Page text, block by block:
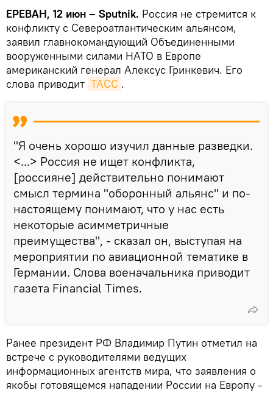
ЕРЕВАН, 12 июн – Sputnik. Россия не стремится к
конфликту с Североатлантическим альянсом,
заявил главнокомандующий Объединенными
вооруженными силами НАТО в Европе
американский генерал Алексус Гринкевич. Его
слова приводит ТАСС .
"Я очень хорошо изучил данные разведки.
<...> Россия не ищет конфликта,
[россияне] действительно понимают
смысл термина "оборонный альянс" и по-
настоящему понимают, что у нас есть
некоторые асимметричные
преимущества", - сказал он, выступая на
мероприятии по авиационной тематике в
Германии. Слова военачальника приводит
газета Financial Times.
Ранее президент РФ Владимир Путин отметил на
встрече с руководителями ведущих
информационных агентств мира, что заявления о
якобы готовящемся нападении России на Европу -